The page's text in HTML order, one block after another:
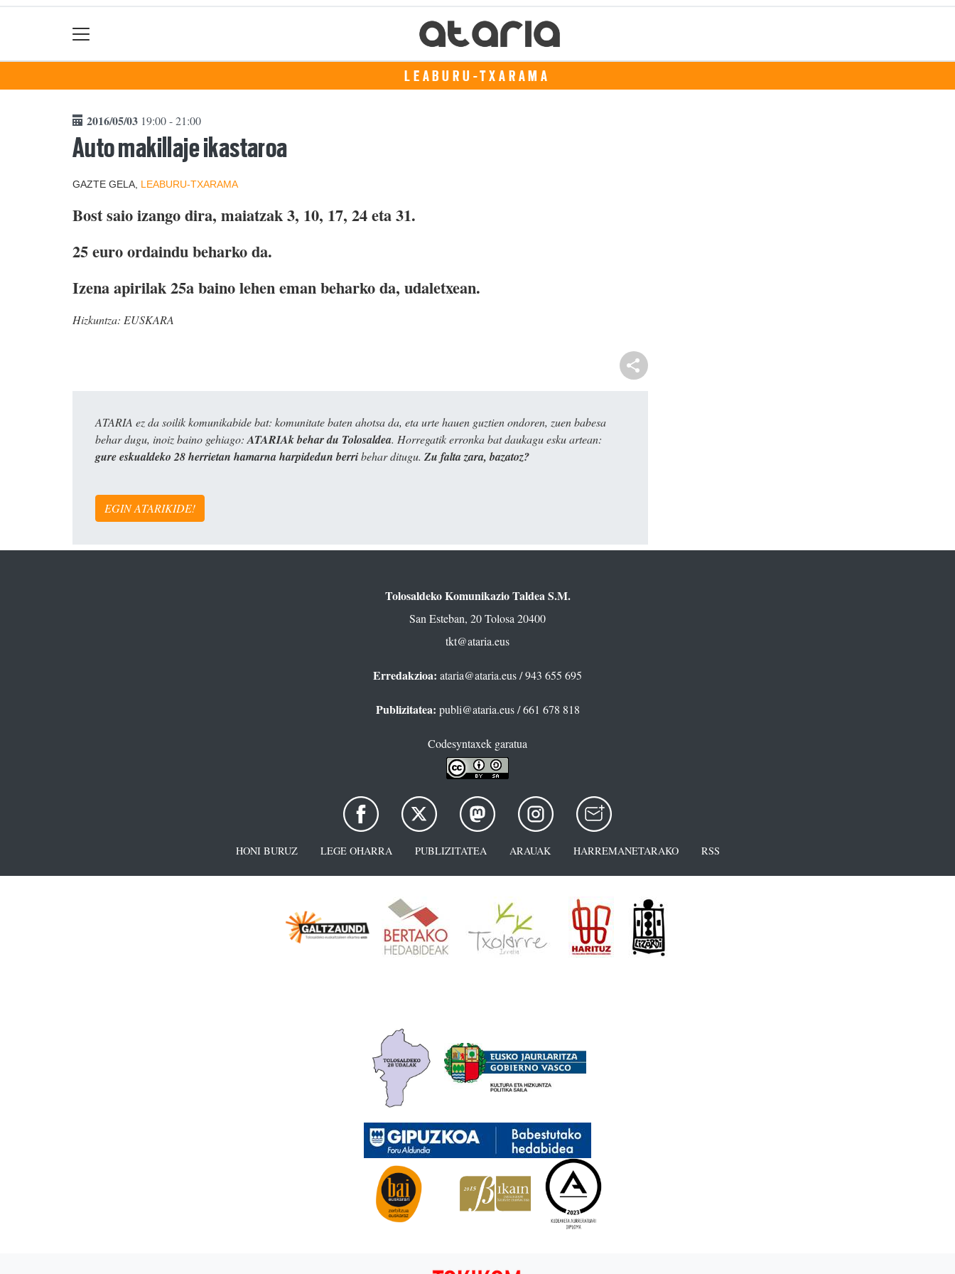
LEABURU-TXARAMA
2016/05/03 19:00 - 21:00
Auto makillaje ikastaroa
GAZTE GELA, LEABURU-TXARAMA
Bost saio izango dira, maiatzak 3, 10, 17, 24 eta 31.
25 euro ordaindu beharko da.
Izena apirilak 25a baino lehen eman beharko da, udaletxean.
Hizkuntza: EUSKARA
ATARIA ez da soilik komunikabide bat: komunitate baten ahotsa da, eta urte hauen guztien ondoren, zuen babesa
behar dugu, inoiz baino gehiago: ATARIAk behar du Tolosaldea. Horregatik erronka bat daukagu esku artean:
gure eskualdeko 28 herrietan hamarna harpidedun berribehar ditugu. Zu falta zara, bazatoz?
EGIN ATARIKIDE!
Tolosaldeko Komunikazio Taldea S.M.
San Esteban, 20 Tolosa 20400
tkt@ataria.eus
Erredakzioa: ataria@ataria.eus/ 943 655 695
Publizitatea: publi@ataria.eus/ 661 678 818
Codesyntaxek garatua
HONI BURUZ LEGE OHARRA PUBLIZITATEA ARAUAK HARREMANETARAKO RSS